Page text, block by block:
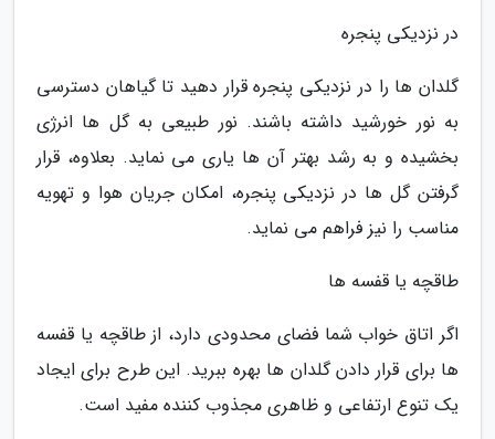
در نزدیکی پنجره
گلدان ها را در نزدیکی پنجره قرار دهید تا گیاهان دسترسی
به نور خورشید داشته باشند. نور طبیعی به گل ها انرژی
بخشیده و به رشد بهتر آن ها یاری می نماید. بعلاوه، قرار
گرفتن گل ها در نزدیکی پنجره، امکان جریان هوا و تهویه
مناسب را نیز فراهم می نماید.
طاقچه یا قفسه ها
اگر اتاق خواب شما فضای محدودی دارد، از طاقچه یا قفسه
ها برای قرار دادن گلدان ها بهره ببرید. این طرح برای ایجاد
یک تنوع ارتفاعی و ظاهری مجذوب کننده مفید است.